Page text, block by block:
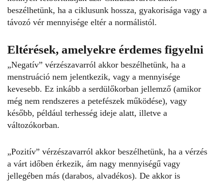
beszélhetünk, ha a ciklusunk hossza, gyakorisága vagy a
távozó vér mennyisége eltér a normálistól.
Eltérések, amelyekre érdemes figyelni
„Negatív” vérzészavarról akkor beszélhetünk, ha a
menstruáció nem jelentkezik, vagy a mennyisége
kevesebb. Ez inkább a serdülőkorban jellemző (amikor
még nem rendszeres a petefészek működése), vagy
később, például terhesség ideje alatt, illetve a
változókorban.
„Pozitív” vérzészavarról akkor beszélhetünk, ha a vérzés
a várt időben érkezik, ám nagy mennyiségű vagy
jellegében más (darabos, alvadékos). De akkor is